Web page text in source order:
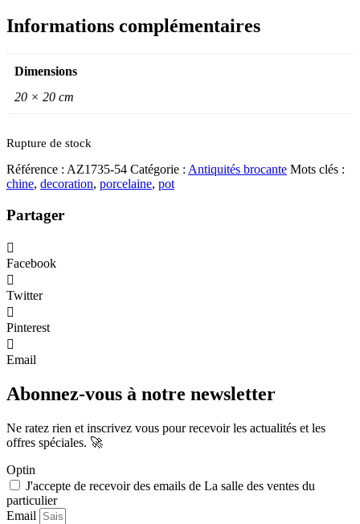
Informations complémentaires
Dimensions
20 × 20 cm
Rupture de stock
Référence : AZ1735-54 Catégorie : Antiquités brocante Mots clés :
chine, decoration, porcelaine, pot
Partager
Facebook
Twitter
Pinterest
Email
Abonnez-vous à notre newsletter
Ne ratez rien et inscrivez vous pour recevoir les actualités et les
offres spéciales. 🚀​
Optin
J'accepte de recevoir des emails de La salle des ventes du
particulier
Email